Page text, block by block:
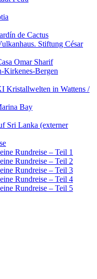
de Cactus
Stiftung César
Omar Sharif
Kirkenes-Bergen
Kristallwelten in Wattens /
Bay
Sri Lanka (externer
Rundreise – Teil 1
Rundreise – Teil 2
Rundreise – Teil 3
Rundreise – Teil 4
Rundreise – Teil 5